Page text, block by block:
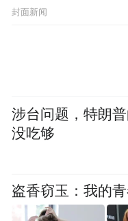
10.戴司：开锁方
摸清指纹锁选购
能门锁十大品牌
平价入门全价位
保持客观中立，
封面新闻
涉台问题，特朗
没吃够
盗香窃玉：我的